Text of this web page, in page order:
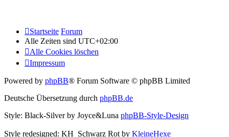
Startseite Forum
Alle Zeiten sind UTC+02:00
Alle Cookies löschen
Impressum
Powered by phpBB® Forum Software © phpBB Limited
Deutsche Übersetzung durch phpBB.de
Style: Black-Silver by Joyce&Luna phpBB-Style-Design
Style redesigned: KH_Schwarz Rot by KleineHexe